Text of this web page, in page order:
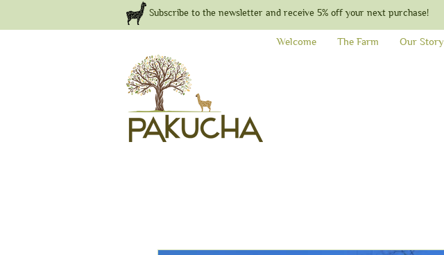
Subscribe to the newsletter and receive 5% off your next purchase!
Welcome The Farm Our Story